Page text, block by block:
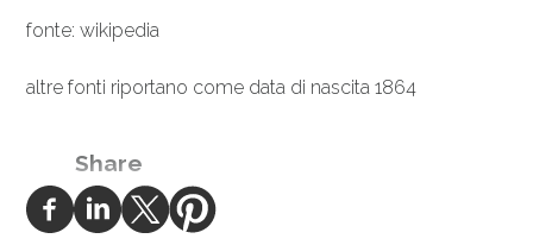
fonte: wikipedia
altre fonti riportano come data di nascita 1864
Share